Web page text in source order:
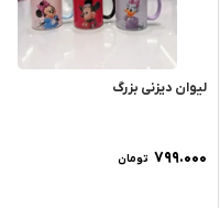
لیوان دیزنی بزرگ
۷۹۹.۰۰۰ تومان